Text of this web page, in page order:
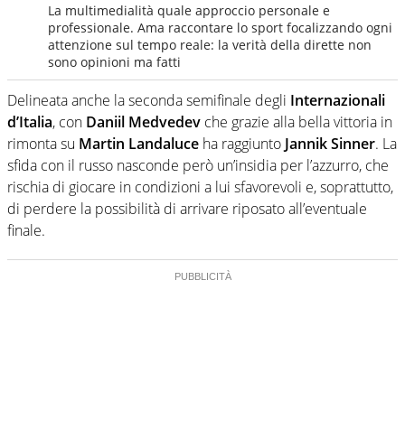
La multimedialità quale approccio personale e
professionale. Ama raccontare lo sport focalizzando ogni
attenzione sul tempo reale: la verità della dirette non
sono opinioni ma fatti
Delineata anche la seconda semifinale degli Internazionali
d’Italia, con Daniil Medvedev che grazie alla bella vittoria in
rimonta su Martin Landaluce ha raggiunto Jannik Sinner. La
sfida con il russo nasconde però un’insidia per l’azzurro, che
rischia di giocare in condizioni a lui sfavorevoli e, soprattutto,
di perdere la possibilità di arrivare riposato all’eventuale
finale.